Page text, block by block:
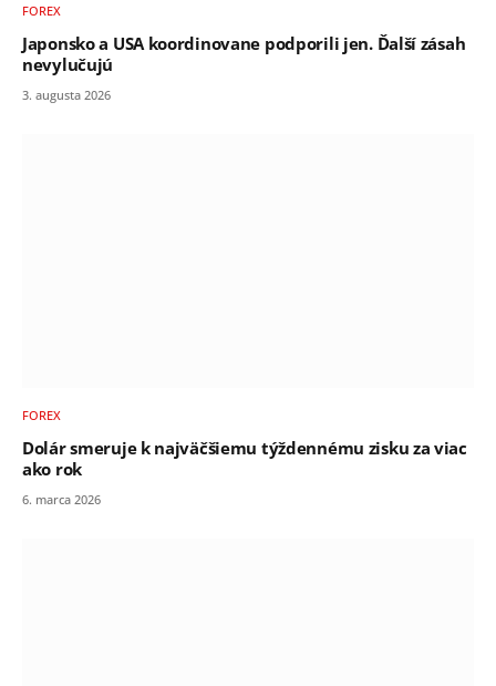
FOREX
Japonsko a USA koordinovane podporili jen. Ďalší zásah
nevylučujú
3. augusta 2026
FOREX
Dolár smeruje k najväčšiemu týždennému zisku za viac
ako rok
6. marca 2026